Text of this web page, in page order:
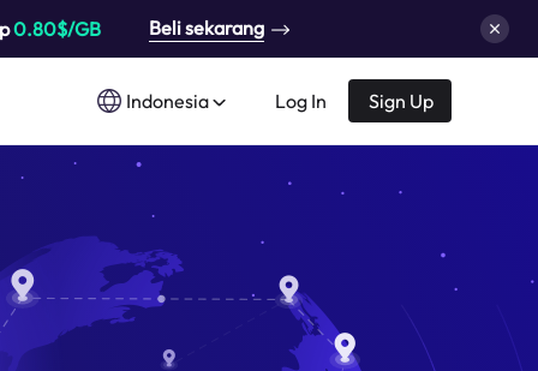
0.80$/GB Beli sekarang
Indonesia Log In Sign Up